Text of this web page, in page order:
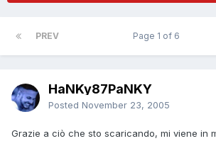
PREV Page 1 of 6
HaNKy87PaNKY
Posted November 23, 2005
Grazie a ciò che sto scaricando, mi viene in